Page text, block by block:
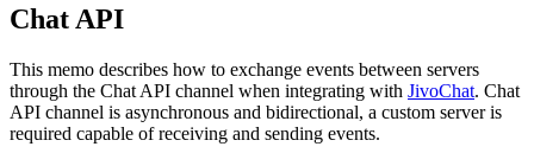
Chat API
This memo describes how to exchange events between servers
through the Chat API channel when integrating with JivoChat. Chat
API channel is asynchronous and bidirectional, a custom server is
required capable of receiving and sending events.